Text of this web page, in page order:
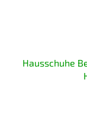
Hausschuhe